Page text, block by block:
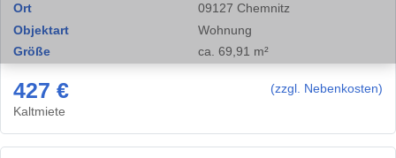
Ort
09127 Chemnitz
Objektart
Wohnung
Größe
ca. 69,91 m²
427 €
(zzgl. Nebenkosten)
Kaltmiete